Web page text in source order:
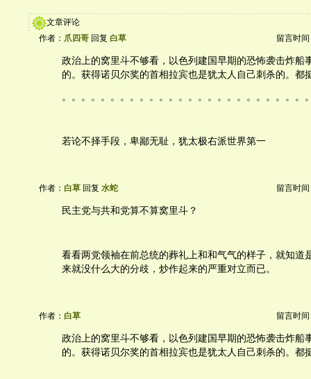
文章评论
作者： 爪四哥 回复 白草 留言时间
政治上的窝里斗不够看，以色列建国早期的恐怖袭击炸船
的。获得诺贝尔奖的首相拉宾也是犹太人自己刺杀的。都
。。。。。。。。。。。。。。。。。。。。。。。。。
若论不择手段，卑鄙无耻，犹太极右派世界第一
作者： 白草 回复 水蛇 留言时间
民主党与共和党算不算窝里斗？
看看两党领袖在前总统的葬礼上和和气气的样子，就知道
来就没什么大的分歧，炒作起来的严重对立而已。
作者： 白草 留言时间
政治上的窝里斗不够看，以色列建国早期的恐怖袭击炸船
的。获得诺贝尔奖的首相拉宾也是犹太人自己刺杀的。都